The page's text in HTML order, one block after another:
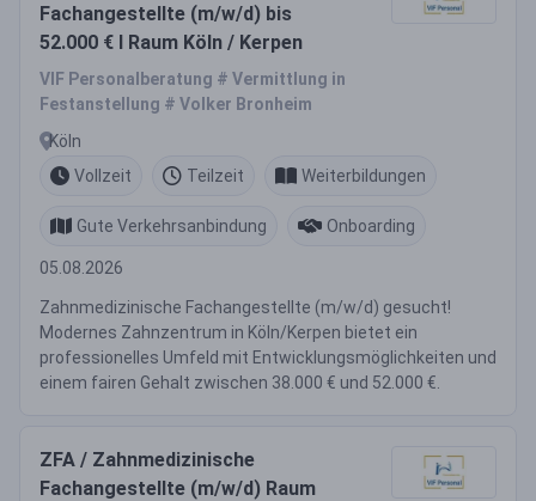
Fachangestellte (m/w/d) bis
52.000 € I Raum Köln / Kerpen
VIF Personalberatung # Vermittlung in
Festanstellung # Volker Bronheim
Köln
Vollzeit
Teilzeit Weiterbildungen
Gute Verkehrsanbindung Onboarding
05.08.2026
Zahnmedizinische Fachangestellte (m/w/d) gesucht!
Modernes Zahnzentrum in Köln/Kerpen bietet ein
professionelles Umfeld mit Entwicklungsmöglichkeiten und
einem fairen Gehalt zwischen 38.000 € und 52.000 €.
ZFA / Zahnmedizinische
Fachangestellte (m/w/d) Raum